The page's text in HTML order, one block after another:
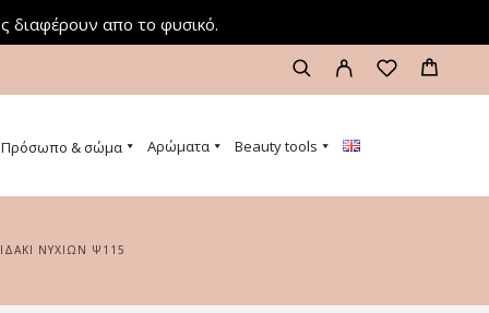
διαφέρουν απο το φυσικό.
Πρόσωπο & σώμα Αρώματα Beauty tools
ΝΥΧΙΏΝ Ψ115